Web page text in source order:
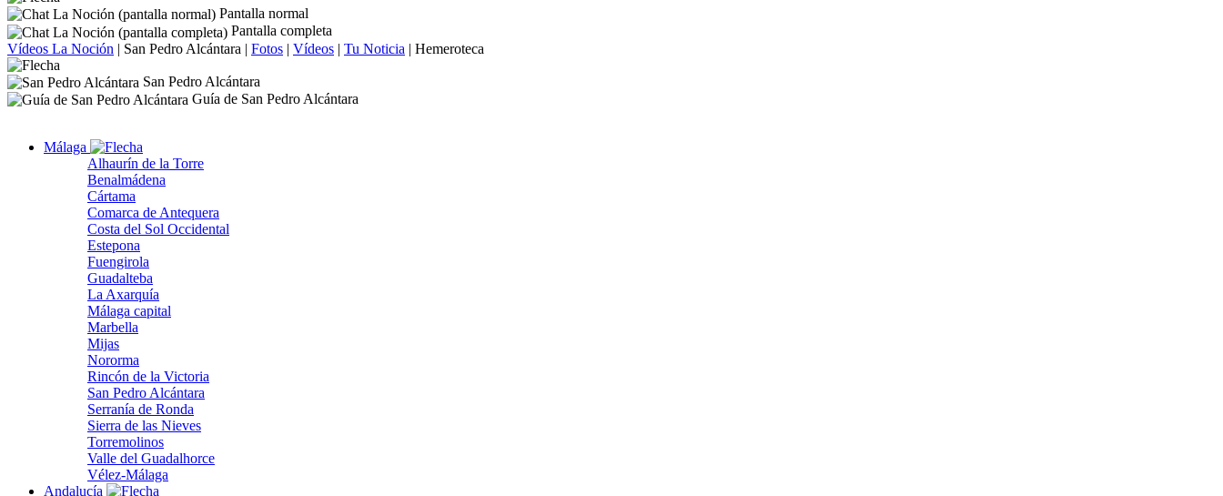
Pantalla normal
Pantalla completa
Vídeos La Noción | San Pedro Alcántara | Fotos | Vídeos | Tu Noticia | Hemeroteca
San Pedro Alcántara
Guía de San Pedro Alcántara
Málaga
Alhaurín de la Torre
Benalmádena
Cártama
Comarca de Antequera
Costa del Sol Occidental
Estepona
Fuengirola
Guadalteba
La Axarquía
Málaga capital
Marbella
Mijas
Nororma
Rincón de la Victoria
San Pedro Alcántara
Serranía de Ronda
Sierra de las Nieves
Torremolinos
Valle del Guadalhorce
Vélez-Málaga
Andalucía